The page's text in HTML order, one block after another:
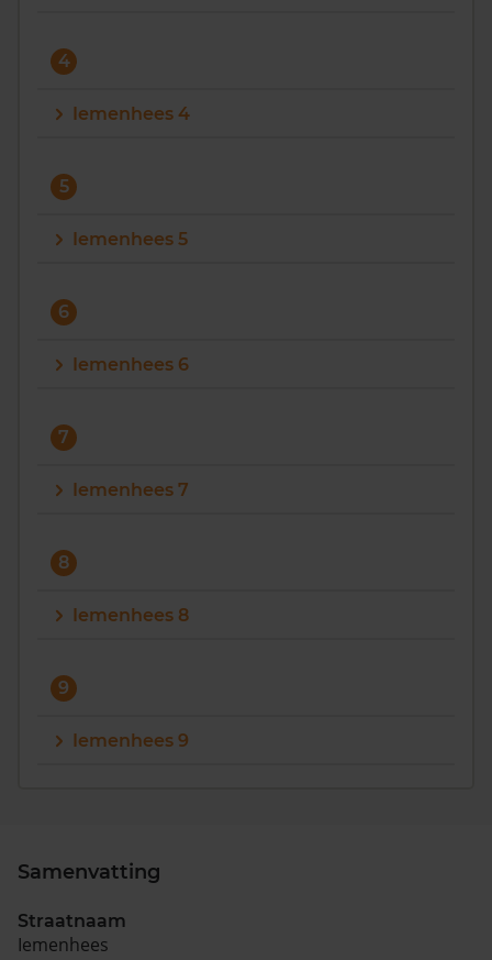
4
Iemenhees 4
5
Iemenhees 5
6
Iemenhees 6
7
Iemenhees 7
8
Iemenhees 8
9
Iemenhees 9
Samenvatting
Straatnaam
Iemenhees